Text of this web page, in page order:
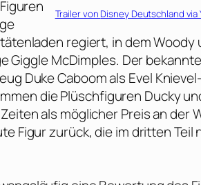
Trailer von Disney Deutschland via
regiert, in dem Woody
Giggle McDimples. Der
Duke Caboom als Evel Knievel
die Plüschfiguren Ducky
als möglicher Preis an der
Figur zurück, die im dritten Teil